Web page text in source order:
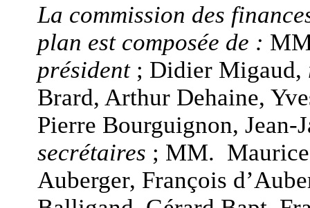
La commission des
plan est composée de :
président; Didier Migaud,
Brard, Arthur Dehaine,
Pierre Bourguignon, Jean-
secrétaires ; MM. Maurice
Auberger, François